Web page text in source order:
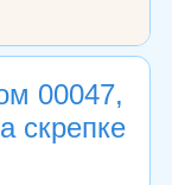
00047,
скрепке